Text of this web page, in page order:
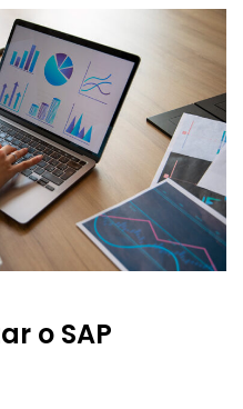
o SAP